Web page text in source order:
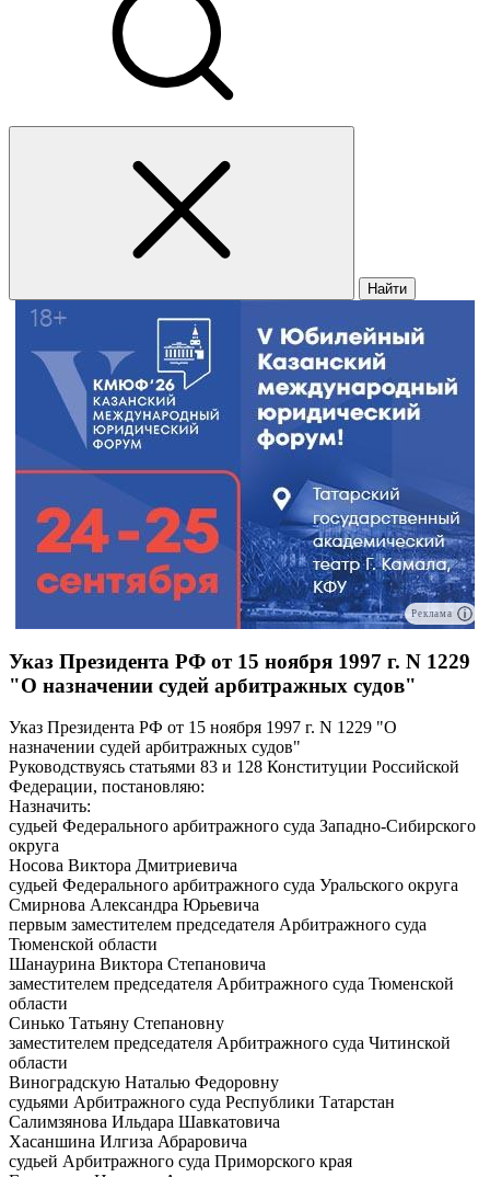
Найти
Реклама
Указ Президента РФ от 15 ноября 1997 г. N 1229
"О назначении судей арбитражных судов"
Указ Президента РФ от 15 ноября 1997 г. N 1229 "О
назначении судей арбитражных судов"
Руководствуясь статьями 83 и 128 Конституции Российской
Федерации, постановляю:
Назначить:
судьей Федерального арбитражного суда Западно-Сибирского
округа
Носова Виктора Дмитриевича
судьей Федерального арбитражного суда Уральского округа
Смирнова Александра Юрьевича
первым заместителем председателя Арбитражного суда
Тюменской области
Шанаурина Виктора Степановича
заместителем председателя Арбитражного суда Тюменской
области
Синько Татьяну Степановну
заместителем председателя Арбитражного суда Читинской
области
Виноградскую Наталью Федоровну
судьями Арбитражного суда Республики Татарстан
Салимзянова Ильдара Шавкатовича
Хасаншина Илгиза Абраровича
судьей Арбитражного суда Приморского края